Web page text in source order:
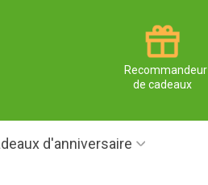
Recommandeur
de cadeaux
d'anniversaire